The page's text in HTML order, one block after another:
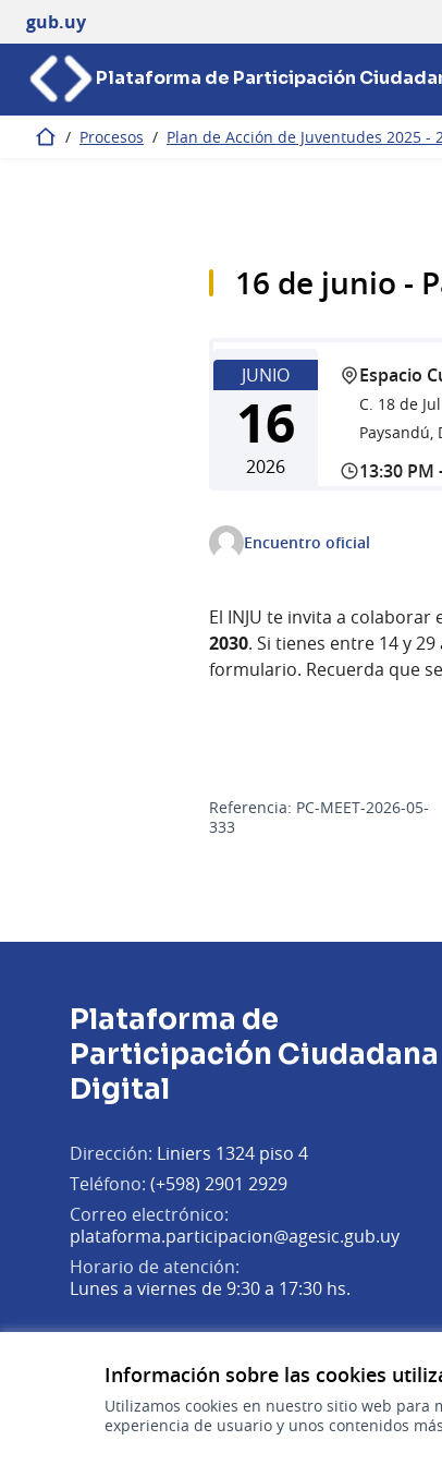
Información sobre las cookies
Utilizamos cookies en nuestro sitio web
experiencia de usuario y unos contenidos
gub.uy
Plataforma de Participación
Inicio / Procesos / Plan de Acción de Juventudes 2025 -
16 de junio -
JUNIO
16
2026
Espacio
C. 18 de
Paysandú,
13:30 PM
Encuentro oficial
El INJU te invita a
2030. Si tienes entre 14 y
formulario. Recuerda que
Referencia: PC-MEET-2026-05-
333
Plataforma de
Participación Ciudadana
Digital
Dirección: Liniers 1324 piso 4
Teléfono: (+598) 2901 2929
Correo electrónico:
plataforma.participacion@agesic.gub.uy
Horario de atención:
Lunes a viernes de 9:30 a 17:30 hs.
(Enlace externo)
(Enlace externo)
(Enlace externo)